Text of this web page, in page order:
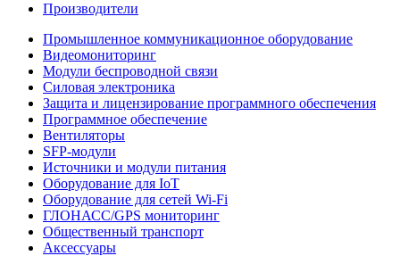
Производители
Промышленное коммуникационное оборудование
Видеомониторинг
Модули беспроводной связи
Силовая электроника
Защита и лицензирование программного обеспечения
Программное обеспечение
Вентиляторы
SFP-модули
Источники и модули питания
Оборудование для IoT
Оборудование для сетей Wi-Fi
ГЛОНАСС/GPS мониторинг
Общественный транспорт
Аксессуары